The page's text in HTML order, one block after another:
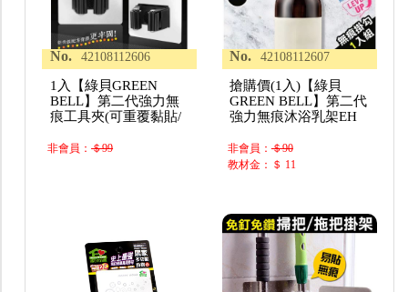
No. 42108112606
1入【綠貝GREEN
BELL】第二代強力無
痕工具夾(可重覆黏貼/
非會員：＄99
No. 42108112607
搶購價(1入)【綠貝
GREEN BELL】第二代
強力無痕沐浴乳架EH
非會員：＄90
教材金：＄ 11